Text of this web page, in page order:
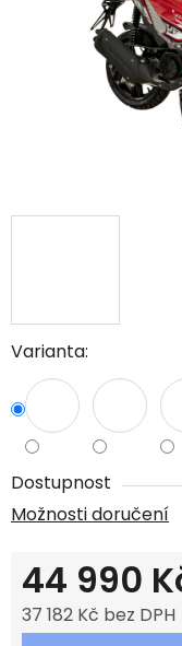
Varianta:
Dostupnost
Možnosti doručení
44 990
37 182 Kč bez DPH